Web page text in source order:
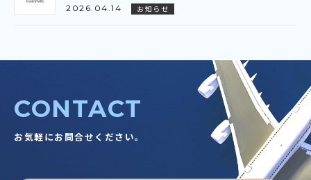
2026.04.14 お知らせ
CONTACT
お気軽にお問合せください。